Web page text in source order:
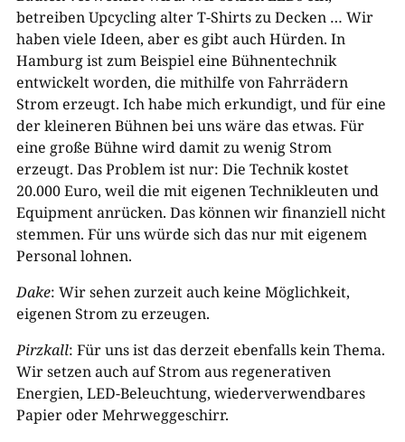
betreiben Upcycling alter T-Shirts zu Decken … Wir
haben viele Ideen, aber es gibt auch Hürden. In
Hamburg ist zum Beispiel eine Bühnentechnik
entwickelt worden, die mithilfe von Fahrrädern
Strom erzeugt. Ich habe mich erkundigt, und für eine
der kleineren Bühnen bei uns wäre das etwas. Für
eine große Bühne wird damit zu wenig Strom
erzeugt. Das Problem ist nur: Die Technik kostet
20.000 Euro, weil die mit eigenen Technikleuten und
Equipment anrücken. Das können wir finanziell nicht
stemmen. Für uns würde sich das nur mit eigenem
Personal lohnen.
Dake: Wir sehen zurzeit auch keine Möglichkeit,
eigenen Strom zu erzeugen.
Pirzkall: Für uns ist das derzeit ebenfalls kein Thema.
Wir setzen auch auf Strom aus regenerativen
Energien, LED-Beleuchtung, wiederverwendbares
Papier oder Mehrweggeschirr.